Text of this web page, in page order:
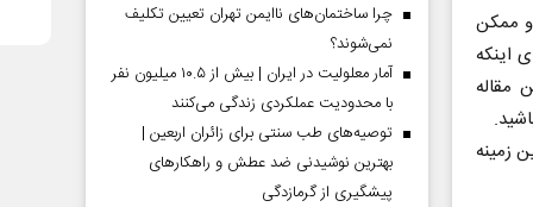
و ممکن
اینکه
مقاله
زمینه
چرا ساختمان‌های ناایمن تهران تعیین تکلیف
نمی‌شوند؟
آمار معلولیت در ایران | بیش از ۱۰.۵ میلیون نفر
با محدودیت عملکردی زندگی می‌کنند
توصیه‌های طب سنتی برای زائران اربعین |
بهترین نوشیدنی ضد عطش و راهکارهای
پیشگیری از گرمازدگی